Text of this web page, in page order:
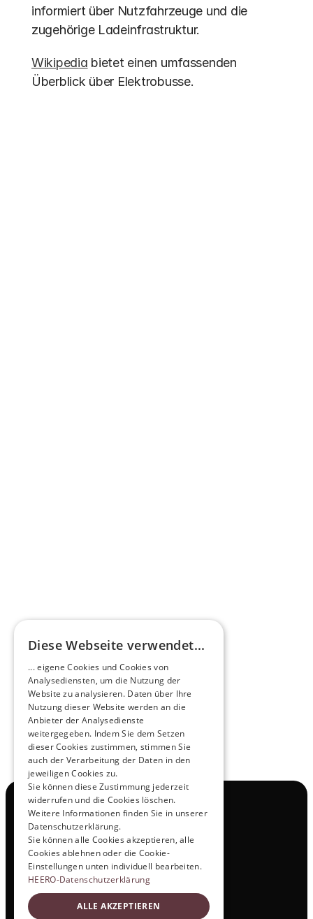
informiert über Nutzfahrzeuge und die
zugehörige Ladeinfrastruktur.
Wikipedia bietet einen umfassenden
Überblick über Elektrobusse.
HEERO
Mehr erfahren
View All
Navigation
Kontakt
Probefahrt
Karriere
Investor Relations
Legal & Policies
Impressum
Diese Webseite verwendet...
... eigene Cookies und Cookies von
Analysediensten, um die Nutzung der
Website zu analysieren. Daten über Ihre
Nutzung dieser Website werden an die
Anbieter der Analysedienste
weitergegeben. Indem Sie dem Setzen
dieser Cookies zustimmen, stimmen Sie
auch der Verarbeitung der Daten in den
jeweiligen Cookies zu.
Sie können diese Zustimmung jederzeit
widerrufen und die Cookies löschen.
Weitere Informationen finden Sie in unserer
Datenschutzerklärung.
Sie können alle Cookies akzeptieren, alle
Cookies ablehnen oder die Cookie-
Einstellungen unten individuell bearbeiten.
HEERO-Datenschutzerklärung
ALLE AKZEPTIEREN